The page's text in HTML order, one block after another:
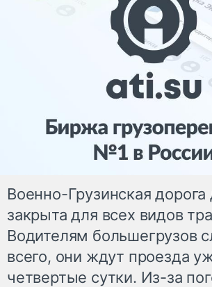
Военно-Грузинская дорога
закрыта для всех видов
Водителям большегрузов
всего, они ждут проезда
четвертые сутки. Из-за